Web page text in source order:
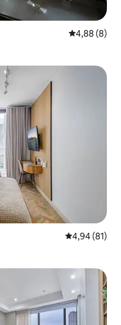
Gemiddelde
4,88 (8)
Gemiddelde
4,94 (81)